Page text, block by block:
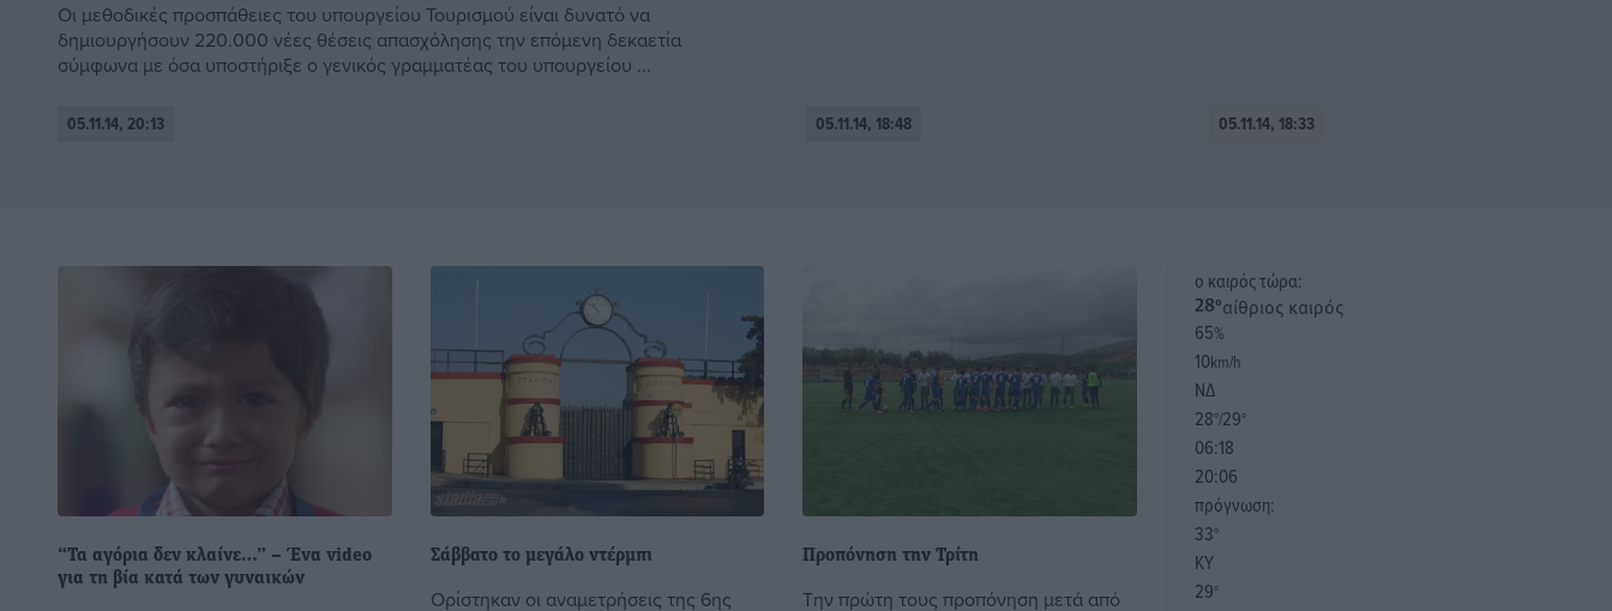
Οι μεθοδικές προσπάθειες του υπουργείου Τουρισμού είναι δυνατό να
δημιουργήσουν 220.000 νέες θέσεις απασχόλησης την επόμενη δεκαετία
σύμφωνα με όσα υποστήριξε ο γενικός γραμματέας του υπουργείου ...
05.11.14, 20:13 05.11.14, 18:48 05.11.14, 18:33
“Τα αγόρια δεν κλαίνε…” – Ένα video
για τη βία κατά των γυναικών
Σάββατο το μεγάλο ντέρμπι
Ορίστηκαν οι αναμετρήσεις της 6ης
Προπόνηση την Τρίτη
Την πρώτη τους προπόνηση μετά από
o καιρός τώρα:
28°αίθριος καιρός
65%
10km/h
ΝΔ
28°/29°
06:18
20:06
πρόγνωση:
33°
ΚΥ
29°